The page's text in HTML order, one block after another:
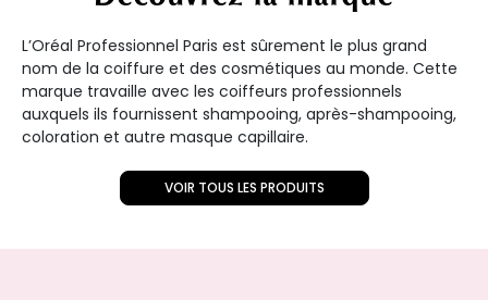
L’Oréal Professionnel Paris est sûrement le plus grand
nom de la coiffure et des cosmétiques au monde. Cette
marque travaille avec les coiffeurs professionnels
auxquels ils fournissent shampooing, après-shampooing,
coloration et autre masque capillaire.
VOIR TOUS LES PRODUITS